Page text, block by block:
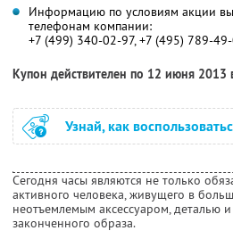
Информацию по условиям акции
телефонам компании:
+7 (499) 340-02-97, +7 (495) 789-
Купон действителен по 12 июня 2013
Узнай, как
Сегодня часы являются не только
активного человека, живущего в
неотъемлемым аксессуаром, деталью
законченного образа.